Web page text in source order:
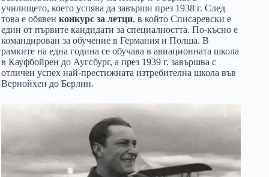
училището, което успява да завърши през 1938 г. След
това е обявен конкурс за летци, в който Списаревски е
един от първите кандидати за специалността. По-късно е
командирован за обучение в Германия и Полша. В
рамките на една година се обучава в авиационната школа
в Кауфбойрен до Аугсбург, а през 1939 г. завършва с
отличен успех най-престижната изтребителна школа във
Вернойхен до Берлин.